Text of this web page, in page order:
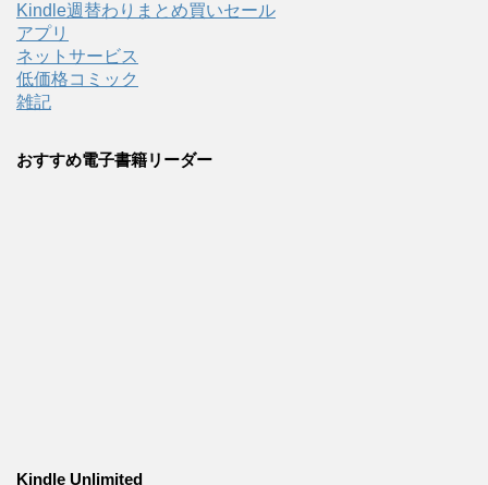
Kindle週替わりまとめ買いセール
アプリ
ネットサービス
低価格コミック
雑記
おすすめ電子書籍リーダー
Kindle Unlimited